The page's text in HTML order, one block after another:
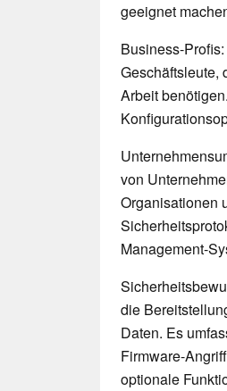
geeignet
Business-
Geschäftsleute,
Arbeit
von
Organisationen
Management-
die
Daten. Es
Firmware-
optionale